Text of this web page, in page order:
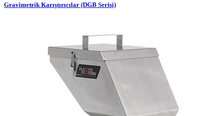
Gravimetrik Karıştırıcılar (DGB Serisi)